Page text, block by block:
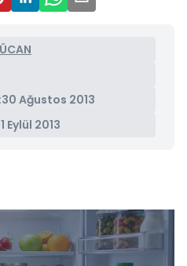
30 Ağustos 2013
Eylül 2013